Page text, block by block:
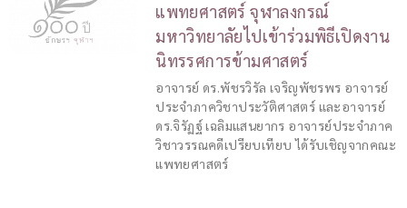
แพทยศาสตร์ จุฬาลงกรณ์
มหาวิทยาลัยไปเข้าร่วมพิธีเปิดงาน
นิทรรศการข้ามศาสตร์
อาจารย์ ดร.พัชรวิรัล เจริญพัชรพร อาจารย์
ประจำภาควิชาประวัติศาสตร์ และอาจารย์
ดร.จิรัฏฐ์ เฉลิมแสนยากร อาจารย์ประจำภาค
วิชาวรรณคดีเปรียบเทียบ ได้รับเชิญจากคณะ
แพทยศาสตร์